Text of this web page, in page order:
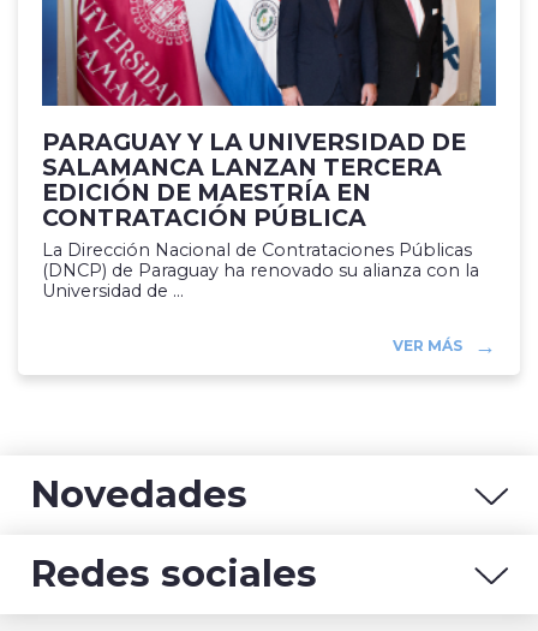
PARAGUAY Y LA UNIVERSIDAD DE
SALAMANCA LANZAN TERCERA
EDICIÓN DE MAESTRÍA EN
CONTRATACIÓN PÚBLICA
La Dirección Nacional de Contrataciones Públicas
(DNCP) de Paraguay ha renovado su alianza con la
Universidad de ...
VER MÁS
Novedades
Redes sociales